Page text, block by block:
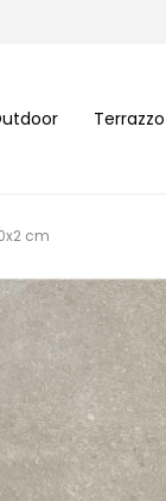
Terrazzo
cm